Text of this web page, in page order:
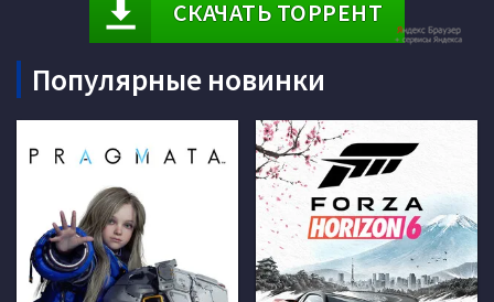
СКАЧАТЬ ТОРРЕНТ
Популярные новинки